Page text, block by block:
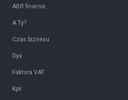
ABR finanse
A Ty?
Czas biznesu
Dyx
Faktura VAT
Kpir